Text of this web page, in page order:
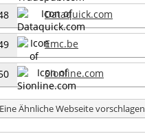
Dataquick.com
Emc.be
Sionline.com
Eine Ähnliche Webseite vorschlagen